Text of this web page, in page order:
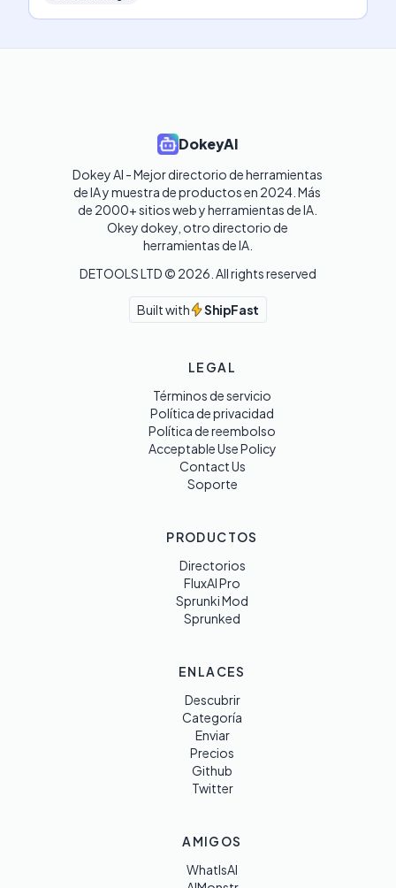
DokeyAI
Dokey AI - Mejor directorio de herramientas
de IA y muestra de productos en 2024. Más
de 2000+ sitios web y herramientas de IA.
Okey dokey, otro directorio de
herramientas de IA.
DETOOLS LTD © 2026 . All rights reserved
Built with ShipFast
LEGAL
Términos de servicio
Política de privacidad
Política de reembolso
Acceptable Use Policy
Contact Us
Soporte
PRODUCTOS
Directorios
FluxAI Pro
Sprunki Mod
Sprunked
ENLACES
Descubrir
Categoría
Enviar
Precios
Github
Twitter
AMIGOS
WhatIsAI